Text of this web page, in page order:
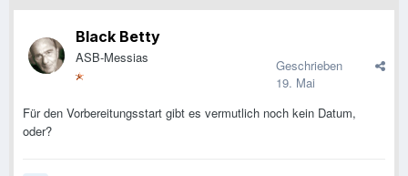
Black Betty
ASB-Messias
Geschrieben
19. Mai
Für den Vorbereitungsstart gibt es vermutlich noch kein Datum,
oder?